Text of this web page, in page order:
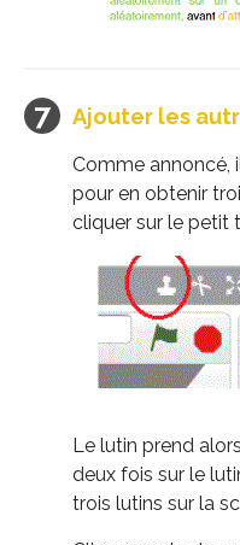
Ajouter les
Comme annoncé,
pour en obtenir
cliquer sur le petit
Le lutin prend
deux fois sur le
trois lutins sur la